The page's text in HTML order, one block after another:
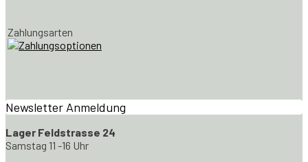
Zahlungsarten
Newsletter Anmeldung
Lager Feldstrasse 24
Samstag 11 -16 Uhr